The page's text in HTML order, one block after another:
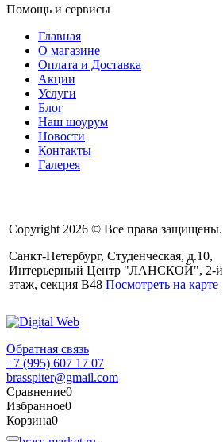
Помощь и сервисы
Главная
О магазине
Оплата и Доставка
Акции
Услуги
Блог
Наш шоурум
Новости
Контакты
Галерея
Copyright 2026 © Все права защищены.
Санкт-Петербург, Студенческая, д.10,
Интерьерный Центр "ЛАНСКОЙ", 2-й
этаж, секция В48 Посмотреть на карте
Обратная связь
+7 (995) 607 17 07
brasspiter@gmail.com
Сравнение0
Избранное0
Корзина0